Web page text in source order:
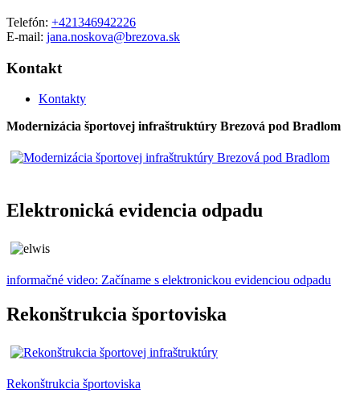
Telefón: +421346942226
E-mail: jana.noskova@brezova.sk
Kontakt
Kontakty
Modernizácia športovej infraštruktúry Brezová pod Bradlom
Elektronická evidencia odpadu
informačné video: Začíname s elektronickou evidenciou odpadu
Rekonštrukcia športoviska
Rekonštrukcia športoviska